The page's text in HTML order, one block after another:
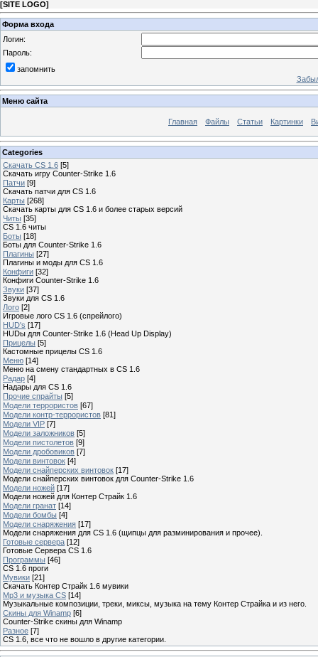
[SITE LOGO]
Форма входа
Логин:
Пароль:
запомнить
Меню сайта
Главная Файлы Статьи Картинки
Categories
Скачать CS 1.6 [5]
Скачать игру Counter-Strike 1.6
Патчи [9]
Скачать патчи для CS 1.6
Карты [268]
Скачать карты для CS 1.6 и более старых версий
Читы [35]
CS 1.6 читы
Боты [18]
Боты для Counter-Strike 1.6
Плагины [27]
Плагины и моды для CS 1.6
Конфиги [32]
Конфиги Сounter-Strike 1.6
Звуки [37]
Звуки для CS 1.6
Лого [2]
Игровые лого CS 1.6 (спрейлого)
HUD's [17]
HUDы для Counter-Strike 1.6 (Head Up Display)
Прицелы [5]
Кастомные прицелы CS 1.6
Меню [14]
Меню на смену стандартных в CS 1.6
Радар [4]
Hадары для CS 1.6
Прочие спрайты [5]
Модели террористов [67]
Модели контр-террористов [81]
Модели VIP [7]
Модели заложников [5]
Модели пистолетов [9]
Модели дробовиков [7]
Модели винтовок [4]
Модели снайперских винтовок [17]
Модели снайперских винтовок для Counter-Strike 1.6
Модели ножей [17]
Модели ножей для Контер Страйк 1.6
Модели гранат [14]
Модели бомбы [4]
Модели снаряжения [17]
Модели снаряжения для CS 1.6 (щипцы для разминирования и прочее).
Готовые сервера [12]
Готовые Сервера CS 1.6
Программы [46]
CS 1.6 проги
Мувики [21]
Скачать Контер Страйк 1.6 мувики
Mp3 и музыка CS [14]
Музыкальные композиции, треки, миксы, музыка на тему Контер Страйка и из него.
Скины для Winamp [6]
Counter-Strike cкины для Winamp
Разное [7]
CS 1.6, все что не вошло в другие категории.